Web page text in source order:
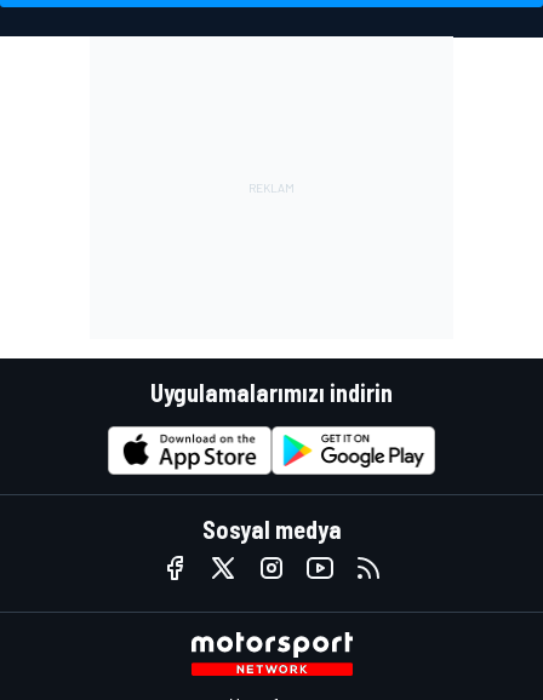
Uygulamalarımızı indirin
Sosyal medya